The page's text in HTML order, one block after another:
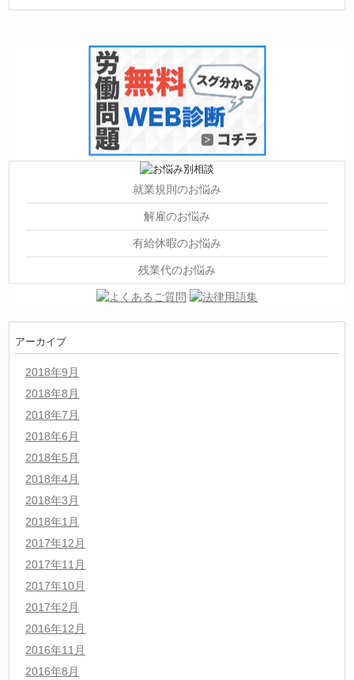
就業規則のお悩み
解雇のお悩み
有給休暇のお悩み
残業代のお悩み
アーカイブ
2018年9月
2018年8月
2018年7月
2018年6月
2018年5月
2018年4月
2018年3月
2018年1月
2017年12月
2017年11月
2017年10月
2017年2月
2016年12月
2016年11月
2016年8月